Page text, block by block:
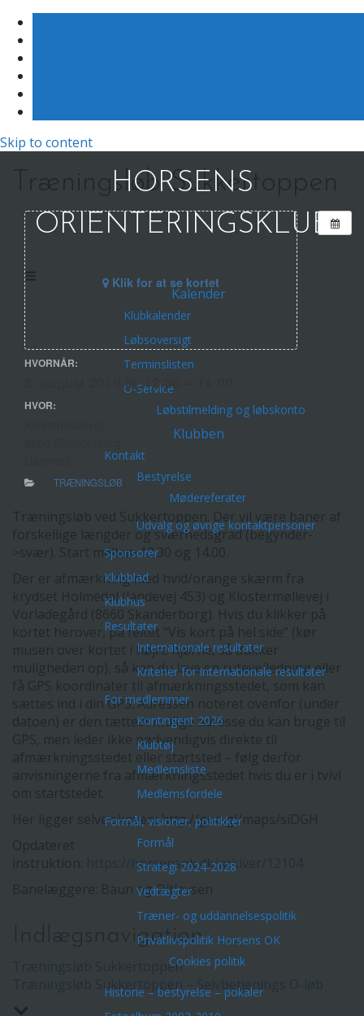
Skip to content
HORSENS
ORIENTERINGSKLUB
Kalender
Klubkalender
Løbsoversigt
Terminslisten
O-Service
Løbstilmelding og løbskonto
Klubben
Kontakt
Bestyrelse
Mødereferater
Udvalg og øvrige kontaktpersoner
Sponsorer
Klubblad
Klubhus
Resultater
Internationale resultater
Kriterier for internationale resultater
For medlemmer
Kontingent 2026
Klubtøj
Medlemsliste
Medlemsfordele
Formål, visioner, politikker
Formål
Strategi 2024-2028
Vedtægter
Træner- og uddannelsespolitik
Privatlivspolitik Horsens OK
Cookies politik
Historie – bestyrelse – pokaler
Træningsløb Sukkertoppen
Klik for at se kortet
HVORNÅR:
3. august 2019 kl. 12:30 – 14:00
HVOR:
TRÆNINGSLØB
Træningsløb ved Sukkertoppen. Der vil være baner af
forskellige længder og sværhedsgrad (begynder-
>svær). Start mellem 12.30 og 14.00.
Der er afmærkning med hvid/orange skærm fra
krydset Holmedal (landevej 453) og Klostermøllevej i
kortet herover, på feltet “Vis kort på hel side” (kør
musen over kortet i højre hjørne, så dukker
muligheden op), så kan du lave en rutevejledning eller
sættes ind i din GPS. Adressen noteret ovenfor (under
datoen) er den tættest mulige adresse du kan bruge til
GPS, men leder ikke nødvendigvis direkte til
afmærkningsstedet eller startsted – følg derfor
anvisningerne fra afmærkningsstedet hvis du er i tvivl
Her ligger selve skoven: http://goo.gl/maps/siDGH
https://horsensok.dk/arkiver/12104
Banelæggere: Baun og Ditlevsen
Indlægsnavigation
Træningsløb Sukkertoppen
Træningsløb Sukkertoppen – Selvbetjenings O-løb